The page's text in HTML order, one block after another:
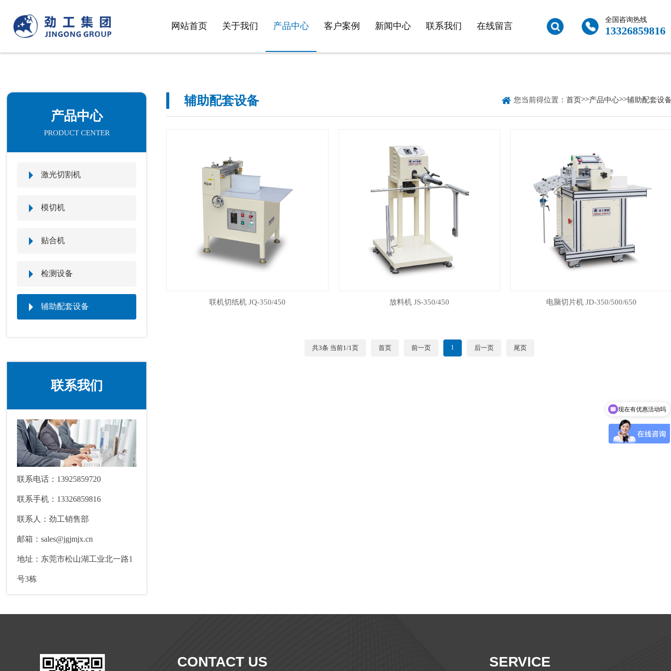
网站首页 关于我们 产品中心 客户案例 新闻中心 联系我们 在线留言
全国咨询热线
13326859816
产品中心
PRODUCT CENTER
激光切割机
模切机
贴合机
检测设备
辅助配套设备
联系我们
联系电话：13925859720
联系手机：13326859816
联系人：劲工销售部
邮箱：sales@jgjmjx.cn
地址：东莞市松山湖工业北一路1
号3栋
辅助配套设备  您当前得位置：首页>>产品中心>>辅助配套设
联机切纸机 JQ-350/450 放料机 JS-350/450 电脑切片机 JD-350/500/650
共3条 当前1/1页 首页 前一页 1 后一页 尾页
CONTACT US SERVICE
现在有优惠活动吗